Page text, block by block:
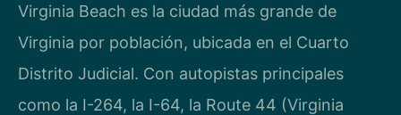
Virginia Beach es la ciudad más grande de
Virginia por población, ubicada en el Cuarto
Distrito Judicial. Con autopistas principales
como la I-264, la I-64, la Route 44 (Virginia